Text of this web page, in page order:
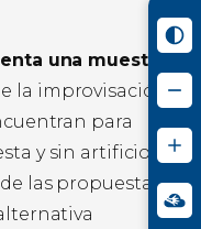
una muestra
la improvisación
para
y sin artificios,
las propuestas